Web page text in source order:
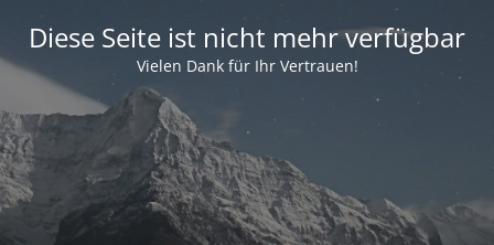
Diese Seite ist nicht mehr verfügbar
Vielen Dank für Ihr Vertrauen!